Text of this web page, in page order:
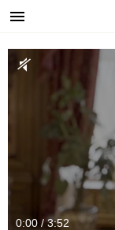
0:00 / 3:52